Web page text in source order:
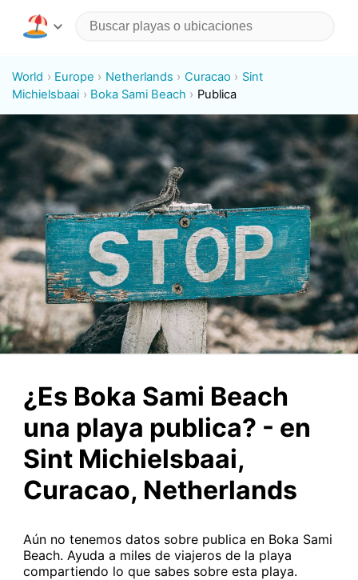
World Europe Netherlands Curacao
Sint
Michielsbaai
Boka Sami Beach Publica
¿Es Boka Sami Beach
una playa publica? - en
Sint Michielsbaai,
Curacao, Netherlands
Aún no tenemos datos sobre publica en Boka Sami
Beach. Ayuda a miles de viajeros de la playa
compartiendo lo que sabes sobre esta playa.